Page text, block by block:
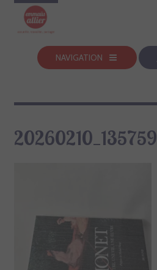
NAVIGATION
20260210_135759